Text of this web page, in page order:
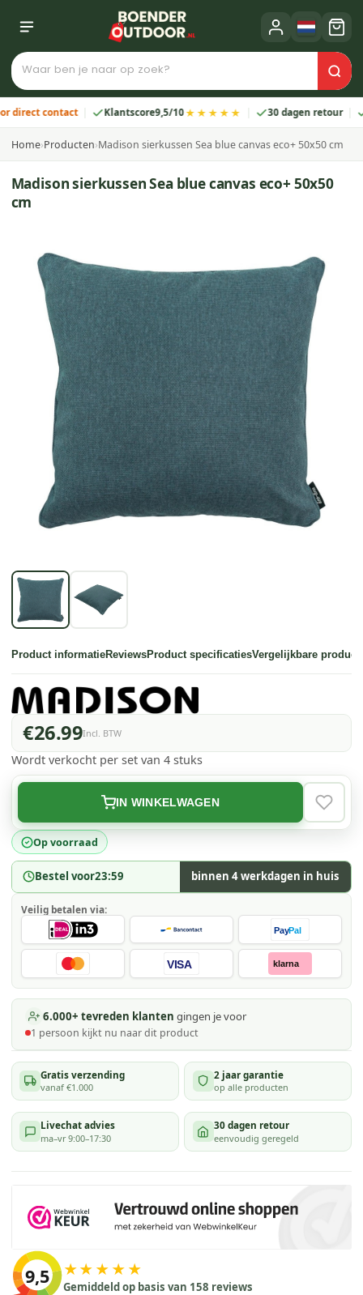
contact Klantscore9,5/10★★★★★ 30 dagen retour 2
Home›Producten›Madison sierkussen Sea blue canvas eco+ 50x50 cm
Madison sierkussen Sea blue canvas eco+ 50x50
cm
Product informatieReviewsProduct specificatiesVergelijkbare
€26.99Incl. BTW
Op voorraad
Bestel voor23:59 binnen 4 werkdagen in huis
Wordt verkocht per set van 4 stuks
IN WINKELWAGEN
Veilig betalen via:
PayPal
VISA klarna
6.000+ tevreden klanten gingen je voor
1 persoon kijkt nu naar dit product
Gratis verzending
vanaf €1.000
2 jaar garantie
op alle producten
Livechat advies
ma–vr 9:00–17:30
30 dagen retour
eenvoudig geregeld
9,5 ★★★★★
Gemiddeld op basis van 158 reviews